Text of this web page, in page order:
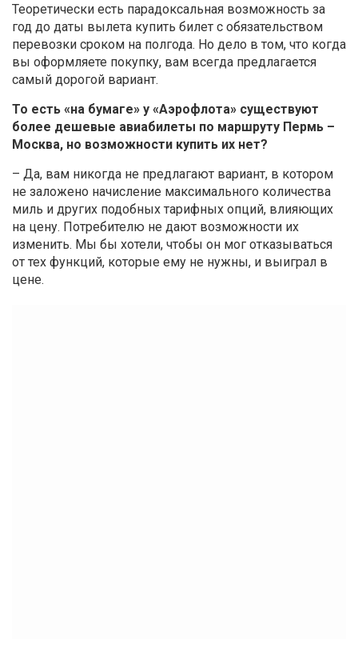
Теоретически есть парадоксальная возможность за
год до даты вылета купить билет с обязательством
перевозки сроком на полгода. Но дело в том, что когда
вы оформляете покупку, вам всегда предлагается
самый дорогой вариант.
То есть «на бумаге» у «Аэрофлота» существуют
более дешевые авиабилеты по маршруту Пермь –
Москва, но возможности купить их нет?
– Да, вам никогда не предлагают вариант, в котором
не заложено начисление максимального количества
миль и других подобных тарифных опций, влияющих
на цену. Потребителю не дают возможности их
изменить. Мы бы хотели, чтобы он мог отказываться
от тех функций, которые ему не нужны, и выиграл в
цене.